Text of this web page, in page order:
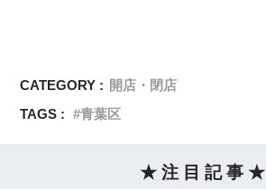
CATEGORY : 開店・閉店
TAGS :
青葉区
★ 注 目 記 事 ★